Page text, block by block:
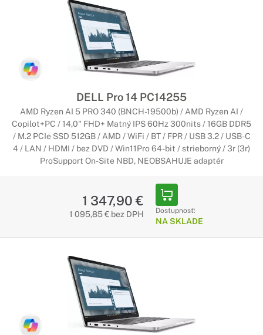
DELL Pro 14 PC14255
AMD Ryzen AI 5 PRO 340 (BNCH-19500b) / AMD Ryzen AI /
Copilot+PC / 14,0" FHD+ Matný IPS 60Hz 300nits / 16GB DDR5
/ M.2 PCIe SSD 512GB / AMD / WiFi / BT / FPR / USB 3.2 / USB-C
4 / LAN / HDMI / bez DVD / Win11Pro 64-bit / strieborný / 3r (3r)
ProSupport On-Site NBD, NEOBSAHUJE adaptér
1 347,90 €
1 095,85 € bez DPH Dostupnosť:
NA SKLADE